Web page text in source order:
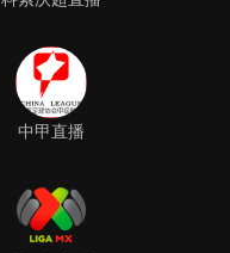
中甲直播